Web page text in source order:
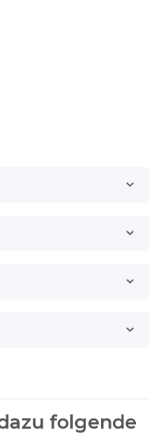
folgende